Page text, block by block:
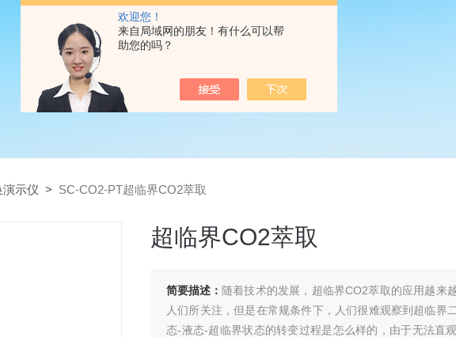
欢迎您！
来自局域网的朋友！有什么可以帮
助您的吗？
演示仪 > SC-CO2-PT超临界CO2萃取
超临界CO2萃取
简要描述： 随着技术的发展，超临界CO2萃取的应用越来
人们所关注，但是在常规条件下，人们很难观察到超临界
态-液态-超临界状态的转变过程是怎么样的，由于无法直